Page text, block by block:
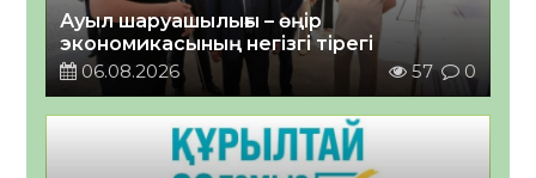
Ауыл шаруашылығы – өңір
экономикасының негізгі тірегі
06.08.2026
57 0